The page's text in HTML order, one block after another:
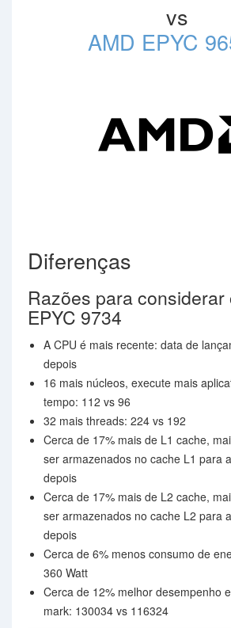
vs
AMD EPYC
Diferenças
Razões para considerar
EPYC 9734
A CPU é mais recente: data de
depois
16 mais núcleos, execute mais
tempo: 112 vs 96
32 mais threads: 224 vs 192
Cerca de 17% mais de L1 cache,
ser armazenados no cache L1 para
depois
Cerca de 17% mais de L2 cache,
ser armazenados no cache L2 para
depois
Cerca de 6% menos consumo de
360 Watt
Cerca de 12% melhor desempenho
mark: 130034 vs 116324